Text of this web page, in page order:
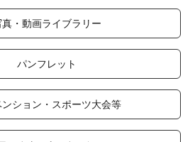
真・動画ライブラリー
パンフレット
ンション・スポーツ大会等